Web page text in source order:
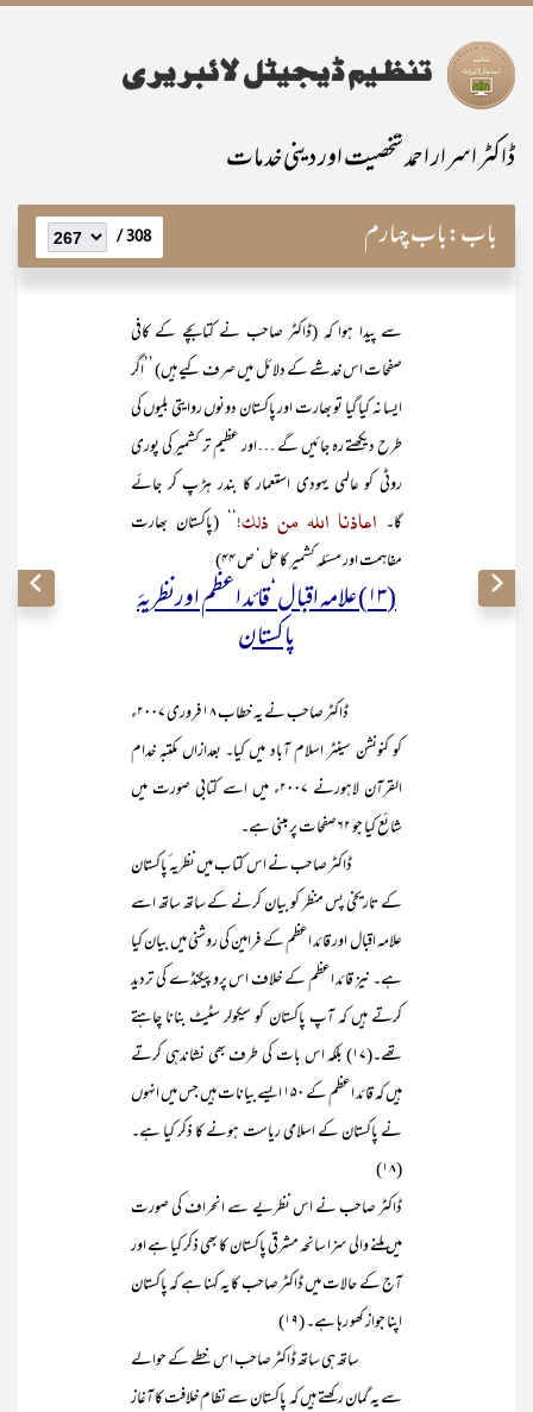
ڈاکٹر اسرار احمد شخصیت اور دینی خدمات
باب:باب چہارم 308 /
سے پیدا ہوا کہ (ڈاکٹر صاحب نے کتابچے کے کافی
صفحات اس خدشے کے دلائل میں صرف کیے ہیں) ’’اگر
ایسا نہ کیا گیا تو بھارت اور پاکستان دونوں روایتی بلیوں کی
طرح دیکھتے رہ جائیں گے … اور عظیم تر کشمیر کی پوری
روٹی کو عالمی یہودی استعمار کا بندر ہڑپ کر جائے
گا۔ اعاذنا اللہ من ذلک!‘‘ (پاکستان بھارت
مفاہمت اور مسئلہ کشمیر کا حل‘ ص ۴۴)
(۱۳) علامہ اقبال‘قائد اعظم اورنظریۂ
پاکستان
ڈاکٹر صاحب نے یہ خطاب ۱۸ فروری ۲۰۰۷ء
کو کنونشن سینٹر اسلام آباد میں کیا۔ بعدازاں مکتبہ خدام
القرآن لاہورنے ۲۰۰۷ء میں اسے کتابی صورت میں
شائع کیا جو ۶۲صفحات پر مبنی ہے۔
ڈاکٹر صاحب نے اس کتاب میں نظریہ ٔپاکستان
کے تاریخی پس منظر کو بیان کرنے کے ساتھ ساتھ اسے
علامہ اقبال اور قائد اعظم کے فرامین کی روشنی میں بیان کیا
ہے۔ نیز قائد اعظم کے خلاف اس پروپیگنڈے کی تردید
کرتے ہیں کہ آپ پاکستان کو سیکولر سٹیٹ بنانا چاہتے
تھے۔(۱۷) بلکہ اس بات کی طرف بھی نشاندہی کرتے
ہیں کہ قائد اعظم کے ۱۵۰ ایسے بیانات ہیں جس میں انہوں
نے پاکستان کے اسلامی ریاست ہونے کا ذکر کیا ہے۔
(۱۸)
ڈاکٹر صاحب نے اس نظریے سے انحراف کی صورت
میں ملنے والی سزا سانحہ مشرقی پاکستان کا بھی ذکر کیا ہے اور
آج کے حالات میں ڈاکٹر صاحب کا یہ کہنا ہے کہ پاکستان
اپنا جواز کھو رہا ہے۔ (۱۹)
ساتھ ہی ساتھ ڈاکٹر صاحب اس خطے کے حوالے
سے یہ گمان رکھتے ہیں کہ پاکستان سے نظام خلافت کا آغاز